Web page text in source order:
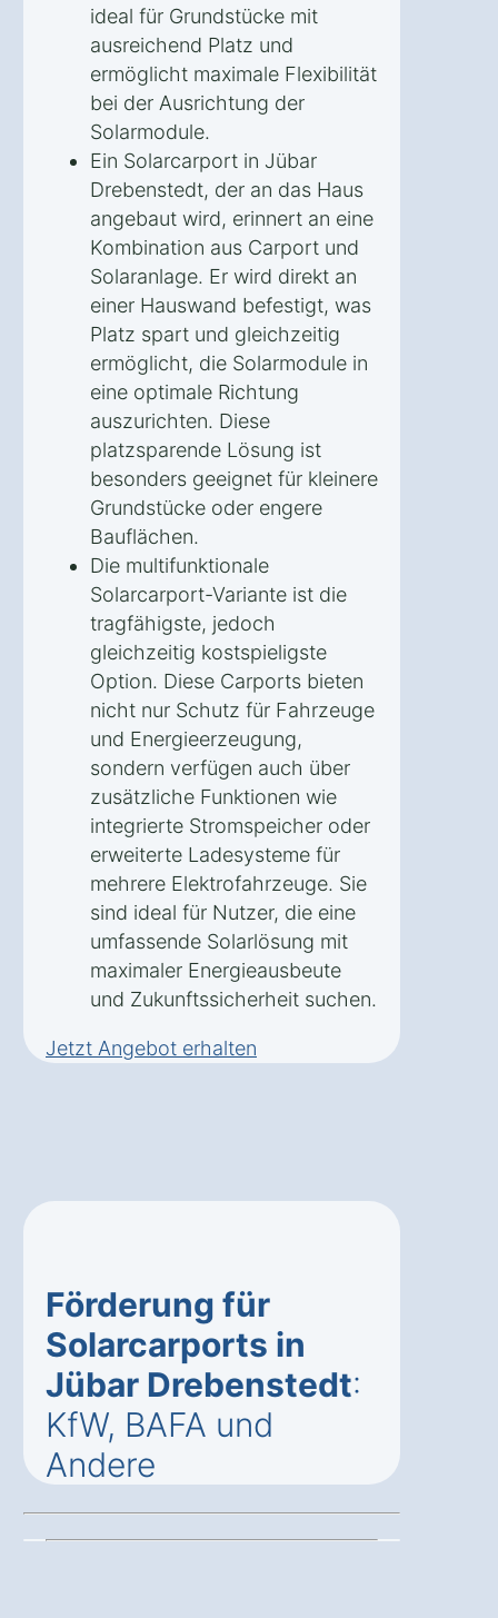
ideal für Grundstücke mit
ausreichend Platz und
ermöglicht maximale Flexibilität
bei der Ausrichtung der
Solarmodule.
Ein Solarcarport in Jübar
Drebenstedt, der an das Haus
angebaut wird, erinnert an eine
Kombination aus Carport und
Solaranlage. Er wird direkt an
einer Hauswand befestigt, was
Platz spart und gleichzeitig
ermöglicht, die Solarmodule in
eine optimale Richtung
auszurichten. Diese
platzsparende Lösung ist
besonders geeignet für kleinere
Grundstücke oder engere
Bauflächen.
Die multifunktionale
Solarcarport-Variante ist die
tragfähigste, jedoch
gleichzeitig kostspieligste
Option. Diese Carports bieten
nicht nur Schutz für Fahrzeuge
und Energieerzeugung,
sondern verfügen auch über
zusätzliche Funktionen wie
integrierte Stromspeicher oder
erweiterte Ladesysteme für
mehrere Elektrofahrzeuge. Sie
sind ideal für Nutzer, die eine
umfassende Solarlösung mit
maximaler Energieausbeute
und Zukunftssicherheit suchen.
Jetzt Angebot erhalten
Förderung für
Solarcarports in
Jübar Drebenstedt:
KfW, BAFA und
Andere